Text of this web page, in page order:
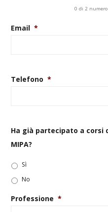
0 di 2
Email *
Telefono *
Ha già partecipato a corsi
MIPA?
Sì
No
Professione *